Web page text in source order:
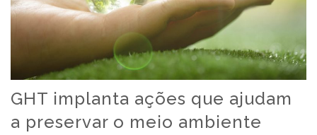
GHT implanta ações que ajudam
a preservar o meio ambiente